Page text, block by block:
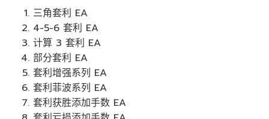
三角套利 EA
4-5-6 套利 EA
计算 3 套利 EA
部分套利 EA
套利增强系列 EA
套利菲波系列 EA
套利获胜添加手数 EA